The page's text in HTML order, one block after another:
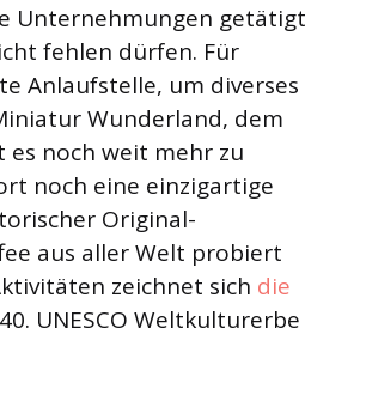
Unternehmungen getätigt
fehlen dürfen. Für
Anlaufstelle, um diverses
Wunderland, dem
es noch weit mehr zu
noch eine einzigartige
Original-
aus aller Welt probiert
zeichnet sich die
UNESCO Weltkulturerbe